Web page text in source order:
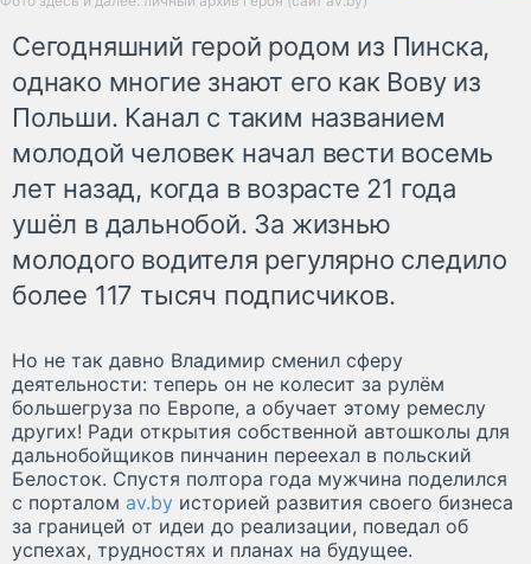
Сегодняшний герой родом из Пинска,
однако многие знают его как Вову из
Польши. Канал с таким названием
молодой человек начал вести восемь
лет назад, когда в возрасте 21 года
ушёл в дальнобой. За жизнью
молодого водителя регулярно следило
более 117 тысяч подписчиков.
Но не так давно Владимир сменил сферу
деятельности: теперь он не колесит за рулём
большегруза по Европе, а обучает этому ремеслу
других! Ради открытия собственной автошколы для
дальнобойщиков пинчанин переехал в польский
Белосток. Спустя полтора года мужчина поделился
с порталом av.by историей развития своего бизнеса
за границей от идеи до реализации, поведал об
успехах, трудностях и планах на будущее.